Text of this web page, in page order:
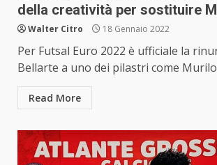
della creatività per sostituire
Walter Citro 18 Gennaio 2022
Per Futsal Euro 2022 è ufficiale la
Bellarte a uno dei pilastri come
Read More